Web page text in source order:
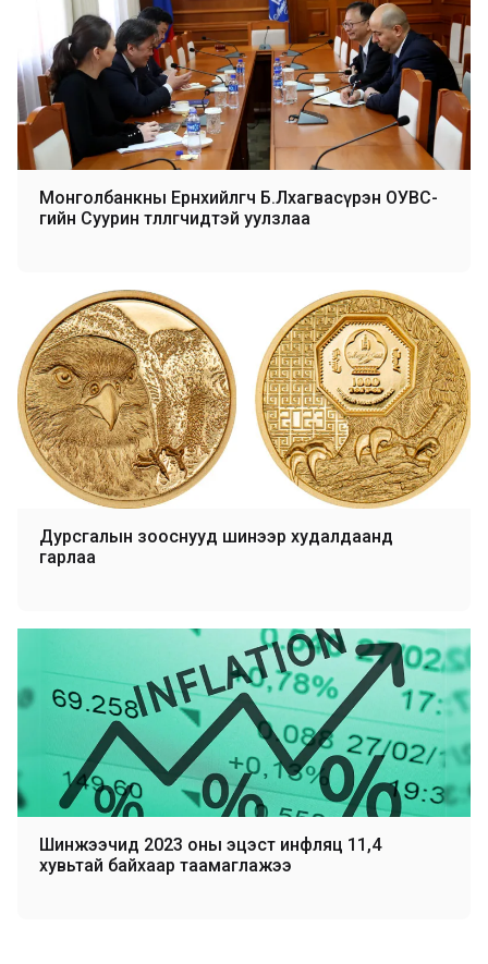
Монголбанкны Ерөнхийлөгч Б.Лхагвасүрэн ОУВС-
гийн Суурин төлөөлөгчидтэй уулзлаа
Дурсгалын зооснууд шинээр худалдаанд
гарлаа
Шинжээчид 2023 оны эцэст инфляц 11,4
хувьтай байхаар таамаглажээ